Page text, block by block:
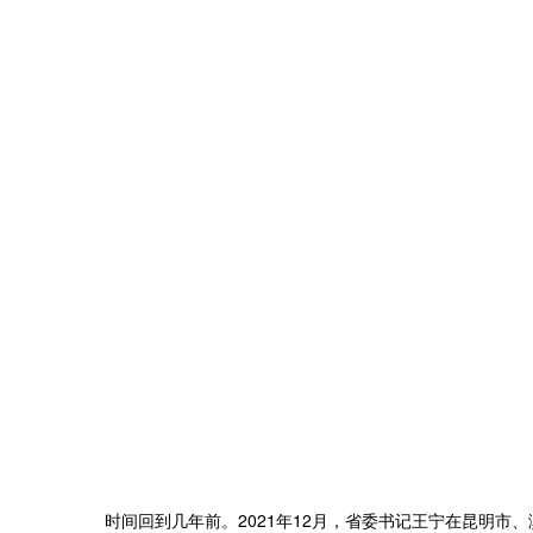
时间回到几年前。2021年12月，省委书记王宁在昆明市、